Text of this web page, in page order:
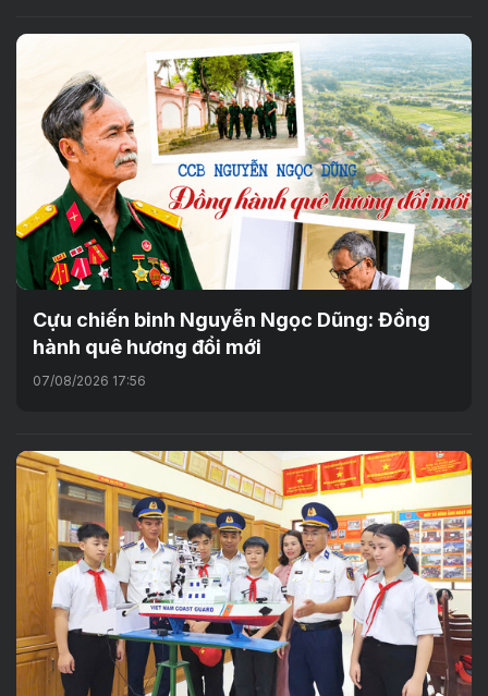
Cựu chiến binh Nguyễn Ngọc Dũng: Đồng
hành quê hương đổi mới
07/08/2026 17:56